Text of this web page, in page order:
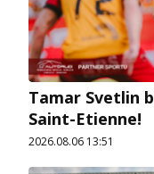
Tamar Svetlin
Saint-Etienne!
2026.08.06 13:51